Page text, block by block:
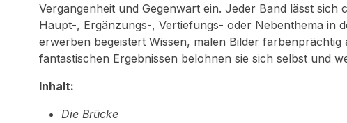
Vergangenheit und Gegenwart ein. Jeder Band lässt
Haupt-, Ergänzungs-, Vertiefungs- oder Nebenthema in
erwerben begeistert Wissen, malen Bilder farbenprächtig
fantastischen Ergebnissen belohnen sie sich selbst und
Inhalt:
Die Brücke